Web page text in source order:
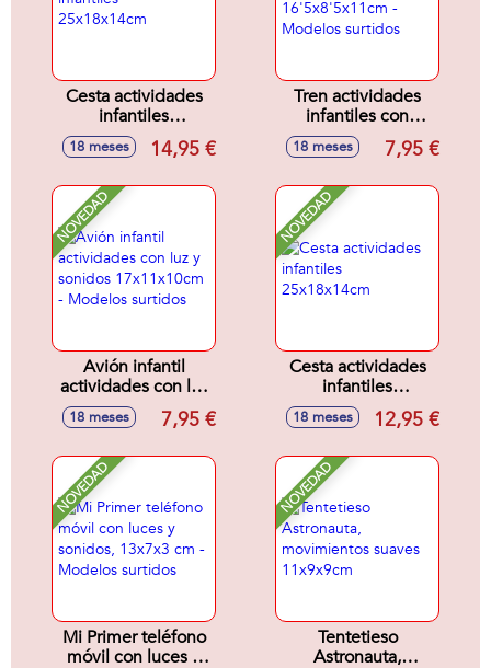
Cesta actividades
infantiles
25x18x14cm
18 meses 14,95 €
Tren actividades
infantiles con
sonidos
16'5x8'5x11cm -
18 meses 7,95 €
NOVEDAD
Avión infantil
actividades con luz
y sonidos
17x11x10cm -
18 meses 7,95 €
NOVEDAD
Cesta actividades
infantiles
25x18x14cm
18 meses 12,95 €
NOVEDAD
Mi Primer teléfono
móvil con luces y
NOVEDAD
Tentetieso
Astronauta,